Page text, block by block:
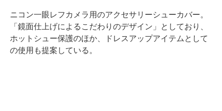
ニコン一眼レフカメラ用のアクセサリーシューカバー。
「鏡面仕上げによるこだわりのデザイン」としており、
ホットシュー保護のほか、ドレスアップアイテムとして
の使用も提案している。